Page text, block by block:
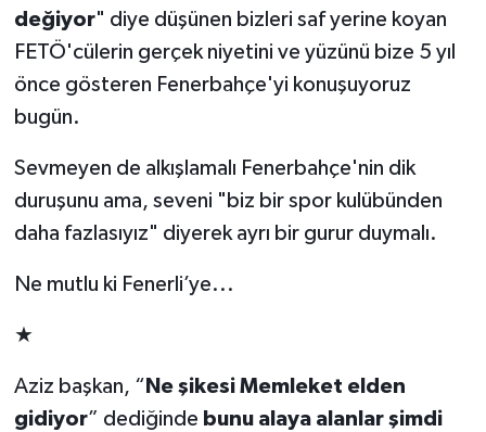
değiyor" diye düşünen bizleri saf yerine koyan
FETÖ'cülerin gerçek niyetini ve yüzünü bize 5 yıl
önce gösteren Fenerbahçe'yi konuşuyoruz
bugün.
Sevmeyen de alkışlamalı Fenerbahçe'nin dik
duruşunu ama, seveni "biz bir spor kulübünden
daha fazlasıyız" diyerek ayrı bir gurur duymalı.
Ne mutlu ki Fenerli’ye...
★
Aziz başkan, “ Ne şikesi Memleket elden
gidiyor” dediğinde bunu alaya alanlar şimdi